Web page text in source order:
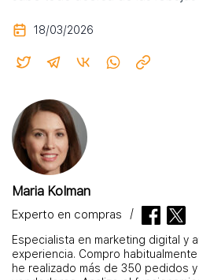
18/03/2026
Maria Kolman
Experto en compras
Especialista en marketing digital y
experiencia. Compro
he realizado más de 350 pedidos